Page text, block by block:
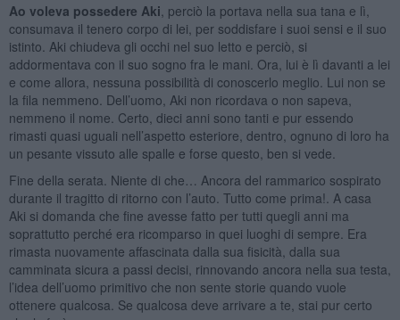
Ao voleva possedere Aki , perciò la portava nella sua tana e lì,
consumava il tenero corpo di lei, per soddisfare i suoi sensi e il suo
istinto. Aki chiudeva gli occhi nel suo letto e perciò, si
addormentava con il suo sogno fra le mani. Ora, lui è lì davanti a lei
e come allora, nessuna possibilità di conoscerlo meglio. Lui non se
la fila nemmeno. Dell’uomo, Aki non ricordava o non sapeva,
nemmeno il nome. Certo, dieci anni sono tanti e pur essendo
rimasti quasi uguali nell’aspetto esteriore, dentro, ognuno di loro ha
un pesante vissuto alle spalle e forse questo, ben si vede.
Fine della serata. Niente di che… Ancora del rammarico sospirato
durante il tragitto di ritorno con l’auto. Tutto come prima!. A casa
Aki si domanda che fine avesse fatto per tutti quegli anni ma
soprattutto perché era ricomparso in quei luoghi di sempre. Era
rimasta nuovamente affascinata dalla sua fisicità, dalla sua
camminata sicura a passi decisi, rinnovando ancora nella sua testa,
l’idea dell’uomo primitivo che non sente storie quando vuole
ottenere qualcosa. Se qualcosa deve arrivare a te, stai pur certo